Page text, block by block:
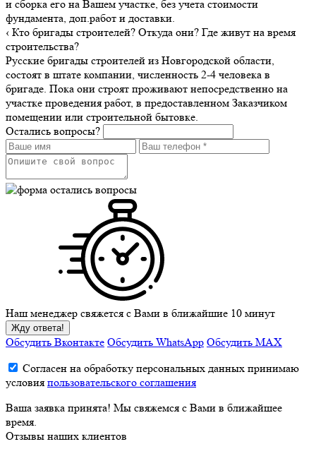
и сборка его на Вашем участке, без учета стоимости
фундамента, доп.работ и доставки.
‹ Кто бригады строителей? Откуда они? Где живут на время
строительства?
Русские бригады строителей из Новгородской области,
состоят в штате компании, численность 2-4 человека в
бригаде. Пока они строят проживают непосредственно на
участке проведения работ, в предоставленном Заказчиком
помещении или строительной бытовке.
Остались вопросы?
Наш менеджер свяжется с Вами в ближайшие 10 минут
Жду ответа!
Обсудить Вконтакте Обсудить WhatsApp Обсудить MAX
Согласен на обработку персональных данных принимаю
условия пользовательского соглашения
Ваша заявка принята! Мы свяжемся с Вами в ближайшее
время.
Отзывы наших клиентов